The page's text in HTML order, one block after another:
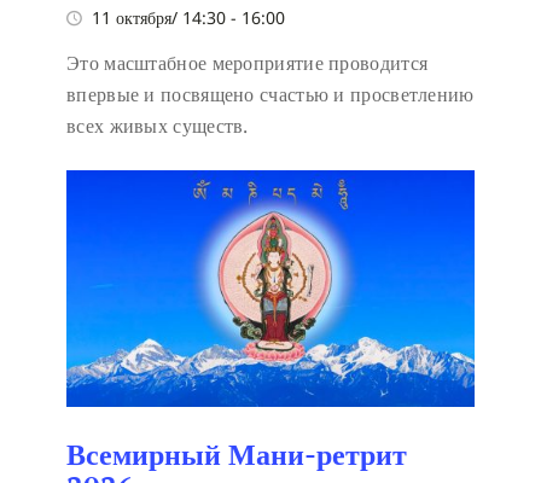
11 октября/ 14:30 - 16:00
Это масштабное мероприятие проводится
впервые и посвящено счастью и просветлению
всех живых существ.
Всемирный Мани-ретрит